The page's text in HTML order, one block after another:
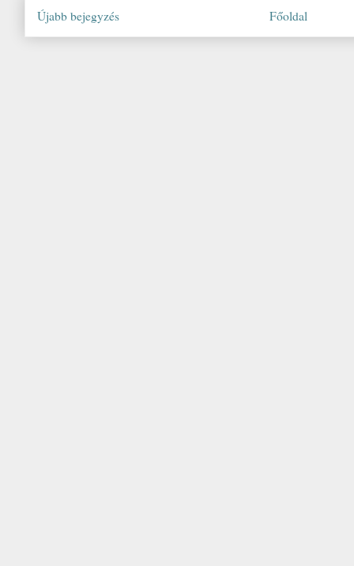
Újabb bejegyzés Főoldal